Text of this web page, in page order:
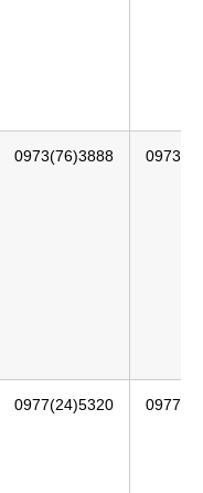
0973(76)3888
0977(24)5320